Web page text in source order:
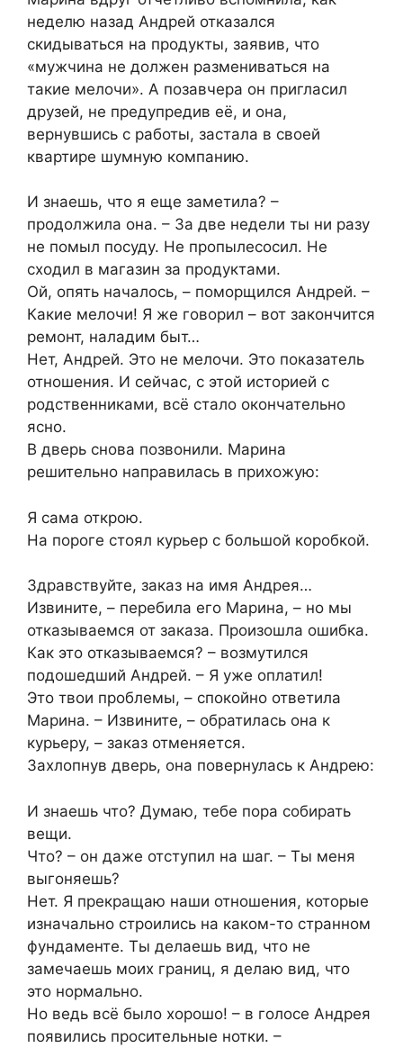
неделю назад Андрей отказался
скидываться на продукты, заявив, что
«мужчина не должен размениваться на
такие мелочи». А позавчера он пригласил
друзей, не предупредив её, и она,
вернувшись с работы, застала в своей
квартире шумную компанию.
И знаешь, что я еще заметила? –
продолжила она. – За две недели ты ни разу
не помыл посуду. Не пропылесосил. Не
сходил в магазин за продуктами.
Ой, опять началось, – поморщился Андрей. –
Какие мелочи! Я же говорил – вот закончится
ремонт, наладим быт…
Нет, Андрей. Это не мелочи. Это показатель
отношения. И сейчас, с этой историей с
родственниками, всё стало окончательно
ясно.
В дверь снова позвонили. Марина
решительно направилась в прихожую:
Я сама открою.
На пороге стоял курьер с большой коробкой.
Здравствуйте, заказ на имя Андрея…
Извините, – перебила его Марина, – но мы
отказываемся от заказа. Произошла ошибка.
Как это отказываемся? – возмутился
подошедший Андрей. – Я уже оплатил!
Это твои проблемы, – спокойно ответила
Марина. – Извините, – обратилась она к
курьеру, – заказ отменяется.
Захлопнув дверь, она повернулась к Андрею:
И знаешь что? Думаю, тебе пора собирать
вещи.
Что? – он даже отступил на шаг. – Ты меня
выгоняешь?
Нет. Я прекращаю наши отношения, которые
изначально строились на каком-то странном
фундаменте. Ты делаешь вид, что не
замечаешь моих границ, я делаю вид, что
это нормально.
Но ведь всё было хорошо! – в голосе Андрея
появились просительные нотки. –